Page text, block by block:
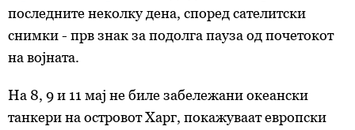
последните неколку дена, според сателитски
снимки - прв знак за подолга пауза од почетокот
на војната.
На 8, 9 и 11 мај не биле забележани океански
танкери на островот Харг, покажуваат европски